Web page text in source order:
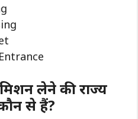
लेने की राज्य
से हैं?